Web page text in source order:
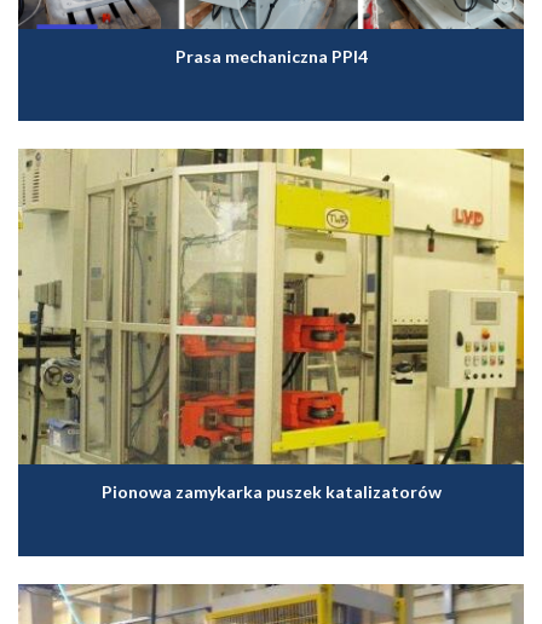
Prasa mechaniczna PPI4
Pionowa zamykarka puszek katalizatorów